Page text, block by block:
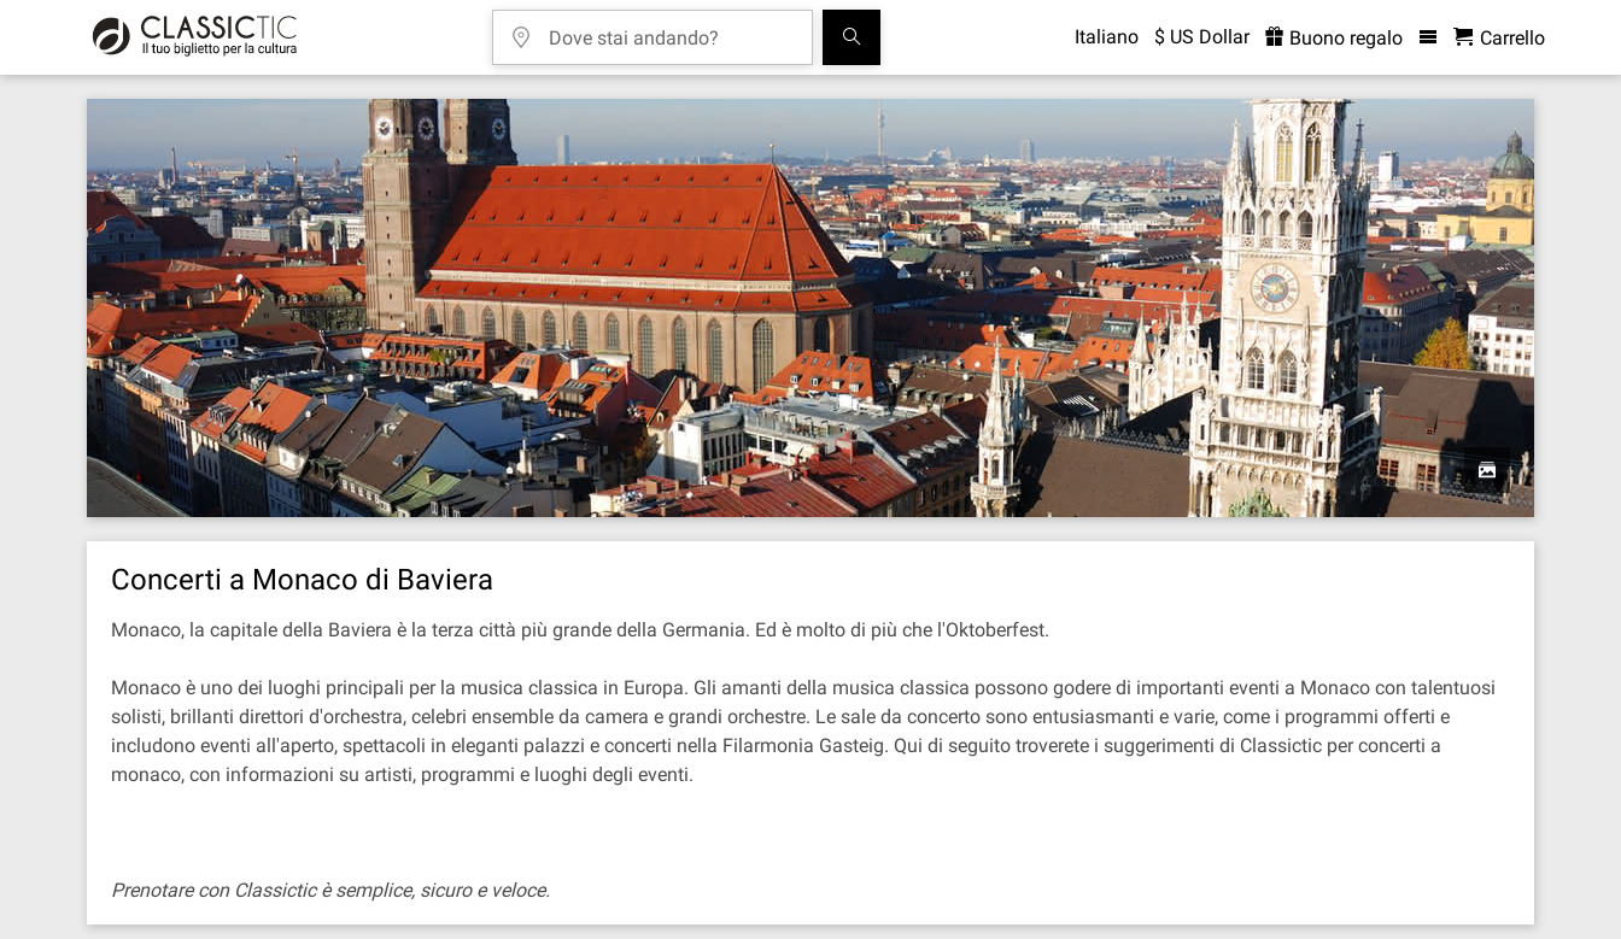
Italiano $ US Dollar Buono regalo Carrello
Concerti a Monaco di Baviera
Monaco, la capitale della Baviera è la terza città più grande della Germania. Ed è molto di più che l'Oktoberfest.
Monaco è uno dei luoghi principali per la musica classica in Europa. Gli amanti della musica classica possono godere di importanti eventi a Monaco con talentuosi
solisti, brillanti direttori d'orchestra, celebri ensemble da camera e grandi orchestre. Le sale da concerto sono entusiasmanti e varie, come i programmi offerti e
includono eventi all'aperto, spettacoli in eleganti palazzi e concerti nella Filarmonia Gasteig. Qui di seguito troverete i suggerimenti di Classictic per concerti a
monaco, con informazioni su artisti, programmi e luoghi degli eventi.
Prenotare con Classictic è semplice, sicuro e veloce.